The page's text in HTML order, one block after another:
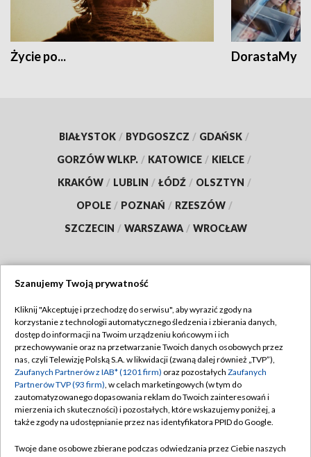
Życie po... DorastaMy
BIAŁYSTOK / BYDGOSZCZ / GDAŃSK /
GORZÓW WLKP. / KATOWICE / KIELCE /
KRAKÓW / LUBLIN / ŁÓDŹ / OLSZTYN /
OPOLE / POZNAŃ / RZESZÓW /
SZCZECIN / WARSZAWA / WROCŁAW
TVP
Abonament TVP
Emisja w TVP
Centrum informacji TVP
Naziemna Telewizja Cyfrowa
Regulamin TVP
Polityka prywatności
Moje zgody
Pomoc
Szanujemy Twoją prywatność
Kliknij "Akceptuję i przechodzę do serwisu", aby wyrazić zgody na
korzystanie z technologii automatycznego śledzenia i zbierania danych,
dostęp do informacji na Twoim urządzeniu końcowym i ich
przechowywanie oraz na przetwarzanie Twoich danych osobowych przez
nas, czyli Telewizję Polską S.A. w likwidacji (zwaną dalej również „TVP”),
Zaufanych Partnerów z IAB* (1201 firm) oraz pozostałych Zaufanych
Partnerów TVP (93 firm), w celach marketingowych (w tym do
zautomatyzowanego dopasowania reklam do Twoich zainteresowań i
mierzenia ich skuteczności) i pozostałych, które wskazujemy poniżej, a
także zgody na udostępnianie przez nas identyfikatora PPID do Google.
Twoje dane osobowe zbierane podczas odwiedzania przez Ciebie naszych